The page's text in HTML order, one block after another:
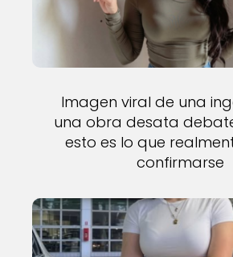
Imagen viral de una
una obra desata
esto es lo que
confirmarse